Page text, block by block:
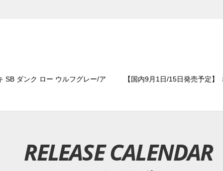
SB ダンク ロー ウルフグレー/ア
【国内9月1日/15日発売予定
RELEASE CALENDAR